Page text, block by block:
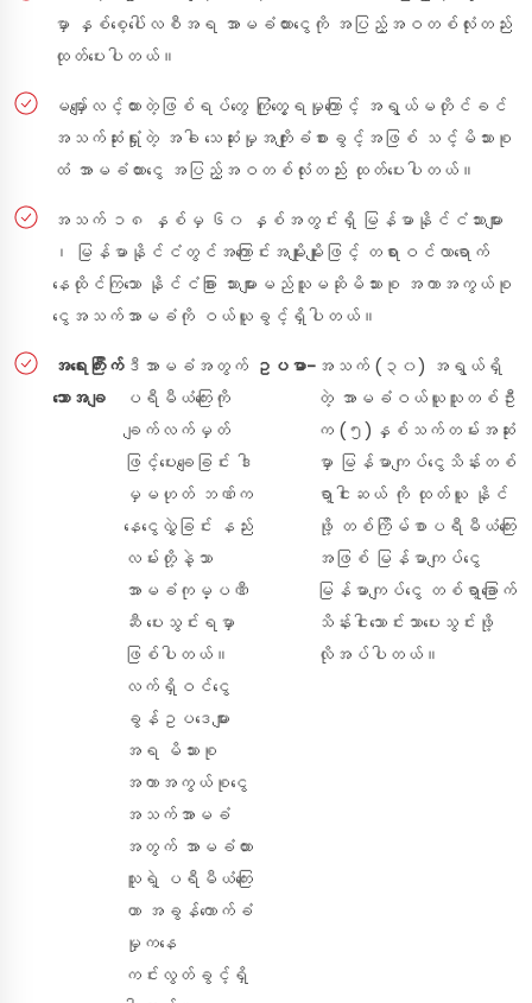
မှာ နှစ်စေ့ပေါ်လစီအရ အာမခံထားငွေကို အပြည့်အဝတစ်လုံးတည်း
ထုတ်ပေးပါတယ်။
မမျှော်လင့်ထားတဲ့ဖြစ်ရပ်တွေ ကြုံတွေ့ရမှုကြောင့် အရွယ်မတိုင်ခင်
အသက်ဆုံးရှုံးတဲ့ အခါ သေဆုံးမှုအကျိုးခံစားခွင့်အဖြစ် သင့်မိသားစု
ထံ အာမခံထားငွေ အပြည့်အဝတစ်လုံးတည်း ထုတ်ပေးပါတယ်။
အသက် ၁၈ နှစ်မှ ၆၀ နှစ်အတွင်းရှိ မြန်မာနိုင်ငံသားများ
၊ မြန်မာနိုင်ငံတွင်အကြောင်းအမျိုးမျိုးဖြင့် တရားဝင်လာရောက်
နေထိုင်ကြသော နိုင်ငံခြား သားများမည်သူမဆိုမိသားစု အကာအကွယ်စု
ငွေအသက်အာမခံကို ဝယ်ယူခွင့်ရှိပါတယ်။
အရေးကြီး
သောအချ
က်ဒီအာမခံအတွက်
ပရီမီယံကြေးကို
ချက်လက်မှတ်
ဖြင့်ပေးချေခြင်း ဒါ
မှမဟုတ် ဘဏ်က
နေငွေလွှဲခြင်း နည်း
လမ်းတို့နဲ့သာ
အာမခံကုမ္ပဏီ
ဆီ ပေးသွင်းရမှာ
ဖြစ်ပါတယ်။
လက်ရှိဝင်ငွေ
ခွန်ဥပဒေများ
အရ မိသားစု
အကာအကွယ်စုငွေ
အသက်အာမခံ
အတွက် အာမခံထား
သူရဲ့ ပရီမီယံကြေး
ဟာ အခွန်ကောက်ခံ
မှုကနေ
ကင်းလွတ်ခွင့်ရှိ
ဥပမာ- အသက် (၃၀) အရွယ်ရှိ
တဲ့ အာမခံဝယ်ယူသူတစ်ဦး
က (၅)နှစ်သက်တမ်းအဆုံး
မှာ မြန်မာကျပ်ငွေသိန်းတစ်
ရာ့ငါးဆယ် ကို ထုတ်ယူ နိုင်
ဖို့ တစ်ကြိမ်စာပရီမီယံကြေး
အဖြစ် မြန်မာကျပ်ငွေ
မြန်မာကျပ်ငွေ တစ်ရာ့ခြောက်
သိန်းငါးသောင်းသာပေးသွင်းဖို့
လိုအပ်ပါတယ်။